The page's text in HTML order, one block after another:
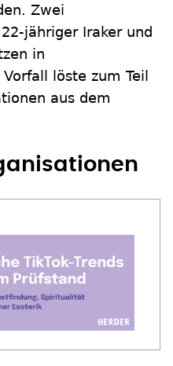
Zwei
jähriger Iraker und
in
löste zum Teil
aus dem